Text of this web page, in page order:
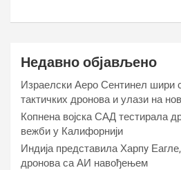
Недавно објављено
Израелски Аеро Сентинел шири
тактичких дронова и улази на
Копнена војска САД тестирала
вежби у Калифорнији
Индија представила Харпy
дронова са АИ навођењем